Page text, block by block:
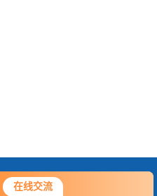
在线交流
在线交流